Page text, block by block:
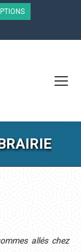
allés chez